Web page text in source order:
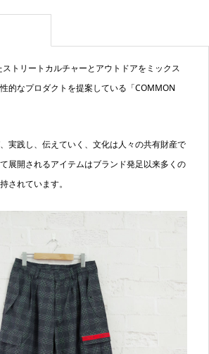
トリートカルチャーとアウトドアをミックス
的なプロダクトを提案している「COMMON
実践し、伝えていく、文化は人々の共有財産で
展開されるアイテムはブランド発足以来多くの
されています。